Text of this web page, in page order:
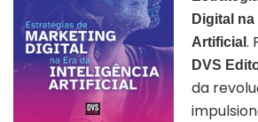
Digital
Artificial .
DVS
da